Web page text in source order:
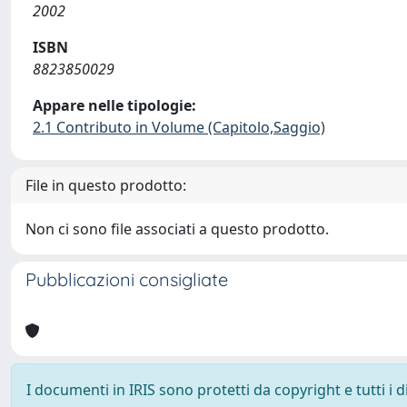
2002
ISBN
8823850029
Appare nelle tipologie:
2.1 Contributo in Volume (Capitolo,Saggio)
File in questo prodotto:
Non ci sono file associati a questo prodotto.
Pubblicazioni consigliate
I documenti in IRIS sono protetti da copyright e tutti i